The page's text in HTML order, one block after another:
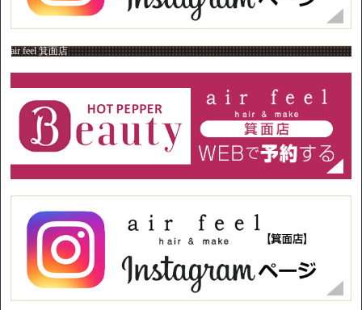
air feel 箕面店